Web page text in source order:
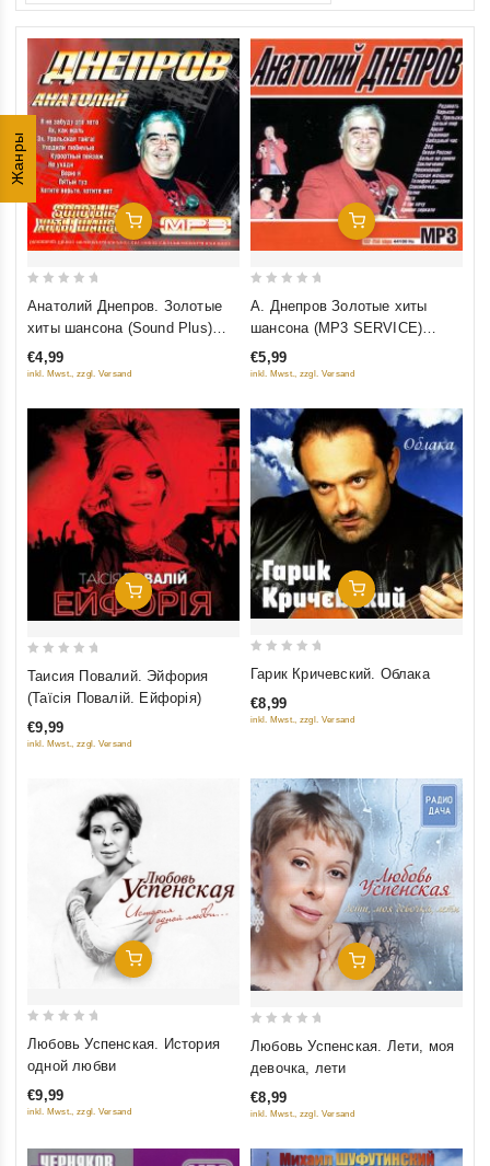
Жанры
Добавить В Корзину
5
Анатолий Днепров. Золотые
хиты шансона (Sound Plus)
(mp3)
€4,99
inkl. Mwst., zzgl. Versand
Добавить В Корзину
out
5
А. Днепров Золотые хиты
шансона (MP3 SERVICE)
(mp3)
€5,99
inkl. Mwst., zzgl. Versand
Добавить В Корзину
5
Таисия Повалий. Эйфория
(Таїсія Повалій. Ейфорія)
€9,99
inkl. Mwst., zzgl. Versand
Добавить В Корзину
out
of
Гарик Кричевский. Облака
€8,99
inkl. Mwst., zzgl. Versand
Добавить В Корзину
5
Любовь Успенская. История
одной любви
€9,99
inkl. Mwst., zzgl. Versand
Добавить В Корзину
5
Любовь Успенская. Лети, моя
девочка, лети
€8,99
inkl. Mwst., zzgl. Versand